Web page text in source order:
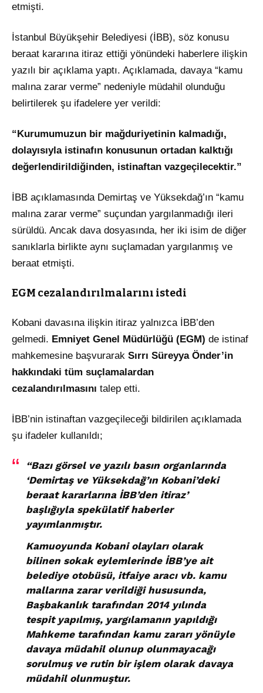
etmişti.
İstanbul Büyükşehir Belediyesi (İBB), söz konusu
beraat kararına itiraz ettiği yönündeki haberlere ilişkin
yazılı bir açıklama yaptı. Açıklamada, davaya “kamu
malına zarar verme” nedeniyle müdahil olunduğu
belirtilerek şu ifadelere yer verildi:
“Kurumumuzun bir mağduriyetinin kalmadığı,
dolayısıyla istinafın konusunun ortadan kalktığı
değerlendirildiğinden, istinaftan vazgeçilecektir.”
İBB açıklamasında Demirtaş ve Yüksekdağ’ın “kamu
malına zarar verme” suçundan yargılanmadığı ileri
sürüldü. Ancak dava dosyasında, her iki isim de diğer
sanıklarla birlikte aynı suçlamadan yargılanmış ve
beraat etmişti.
EGM cezalandırılmalarını istedi
Kobani davasına ilişkin itiraz yalnızca İBB’den
gelmedi. Emniyet Genel Müdürlüğü (EGM) de istinaf
mahkemesine başvurarak Sırrı Süreyya Önder’in
hakkındaki tüm suçlamalardan
cezalandırılmasını talep etti.
İBB’nin istinaftan vazgeçileceği bildirilen açıklamada
şu ifadeler kullanıldı;
“Bazı görsel ve yazılı basın organlarında
‘Demirtaş ve Yüksekdağ’ın Kobani’deki
beraat kararlarına İBB’den itiraz’
başlığıyla spekülatif haberler
yayımlanmıştır.
Kamuoyunda Kobani olayları olarak
bilinen sokak eylemlerinde İBB’ye ait
belediye otobüsü, itfaiye aracı vb. kamu
mallarına zarar verildiği hususunda,
Başbakanlık tarafından 2014 yılında
tespit yapılmış, yargılamanın yapıldığı
Mahkeme tarafından kamu zararı yönüyle
davaya müdahil olunup olunmayacağı
sorulmuş ve rutin bir işlem olarak davaya
müdahil olunmuştur.